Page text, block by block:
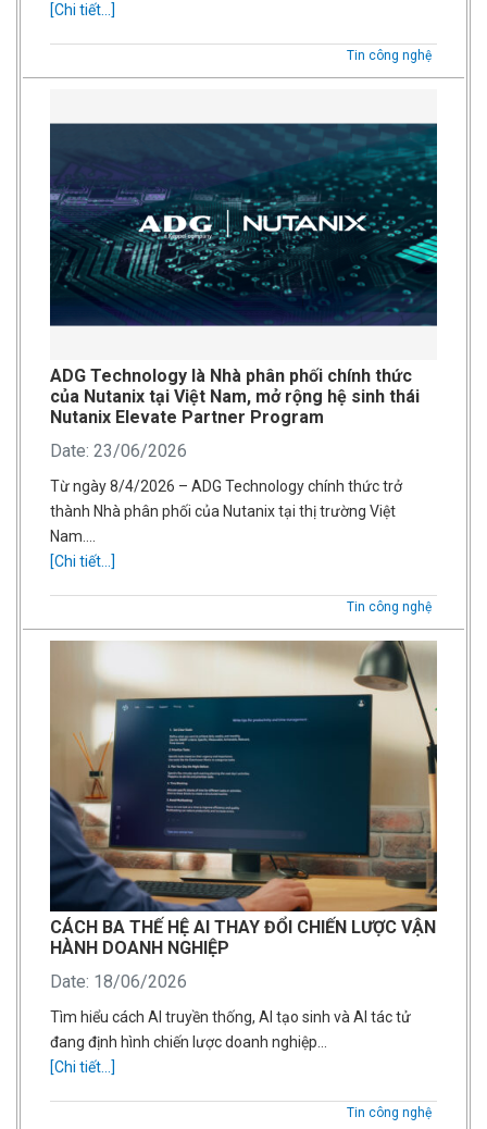
[Chi tiết...]
Tin công nghệ
ADG Technology là Nhà phân phối chính thức
của Nutanix tại Việt Nam, mở rộng hệ sinh thái
Nutanix Elevate Partner Program
Date: 23/06/2026
Từ ngày 8/4/2026 – ADG Technology chính thức trở
thành Nhà phân phối của Nutanix tại thị trường Việt
Nam….
[Chi tiết...]
Tin công nghệ
CÁCH BA THẾ HỆ AI THAY ĐỔI CHIẾN LƯỢC VẬN
HÀNH DOANH NGHIỆP
Date: 18/06/2026
Tìm hiểu cách AI truyền thống, AI tạo sinh và AI tác tử
đang định hình chiến lược doanh nghiệp…
[Chi tiết...]
Tin công nghệ